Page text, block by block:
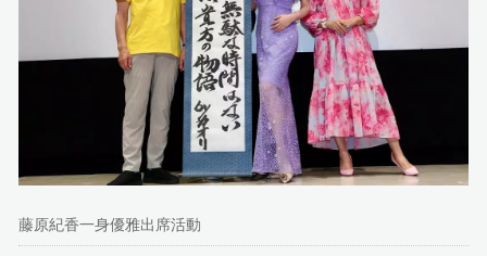
藤原紀香一身優雅出席活動